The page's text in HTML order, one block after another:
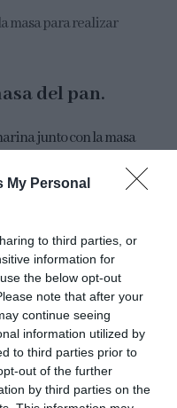
My Personal
to third parties, or
information for
the below opt-out
note that after your
continue seeing
information utilized by
to third parties prior to
out of the further
by third parties on the
masa para realizar
del pan.
junto con la masa
un paño de algodón y
limpia, sin nada de
el amasado
de este modo la masa
de trabajarla en
reposar 5-6
el primer reposo,